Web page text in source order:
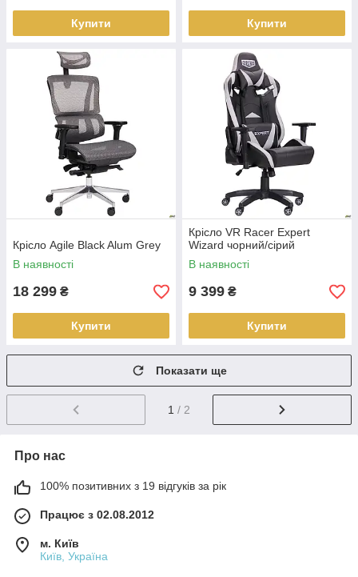
Купити Купити
Крісло Agile Black Alum Grey
В наявності
18 299 ₴
Купити
Крісло VR Racer Expert
Wizard чорний/сірий
В наявності
9 399 ₴
Купити
Показати ще
1 / 2
Про нас
100% позитивних з 19 відгуків за рік
Працює з 02.08.2012
м. Київ
Київ, Україна